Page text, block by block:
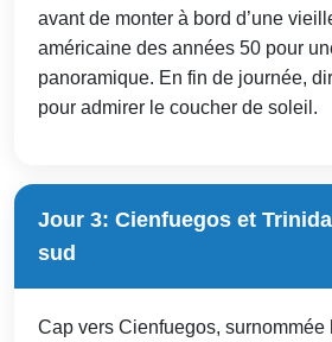
avant de monter à bord d’une
américaine des années 50 pour
panoramique. En fin de journée,
pour admirer le coucher de soleil.
Jour 3: Cienfuegos et
sud
Cap vers Cienfuegos, surnommée